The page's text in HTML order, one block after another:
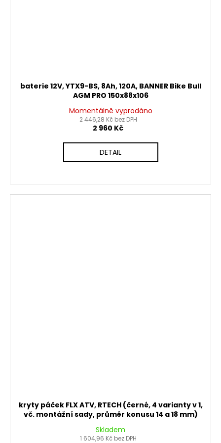
baterie 12V, YTX9-BS, 8Ah, 120A, BANNER Bike Bull
AGM PRO 150x88x106
Momentálně vyprodáno
2 446,28 Kč bez DPH
2 960 Kč
DETAIL
kryty páček FLX ATV, RTECH (černé, 4 varianty v 1,
vč. montážní sady, průměr konusu 14 a 18 mm)
Skladem
1 604,96 Kč bez DPH